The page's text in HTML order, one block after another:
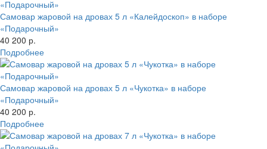
Самовар жаровой на дровах 5 л «Калейдоскоп» в наборе
«Подарочный»
40 200 р.
Подробнее
Самовар жаровой на дровах 5 л «Чукотка» в наборе
«Подарочный»
40 200 р.
Подробнее